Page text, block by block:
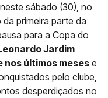
, neste sábado (30), no
primeira parte da
para a Copa do
Jardim
nos últimos meses e
pelo clube,
desperdiçados no